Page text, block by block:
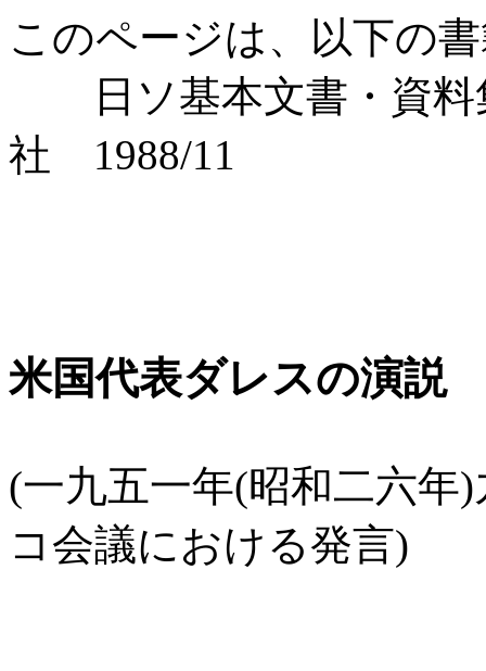
このページは、以下の
日ソ基本文書・資料
社 1988/11
米国代表ダレスの演
(一九五一年(昭和二六
コ会議における発言)